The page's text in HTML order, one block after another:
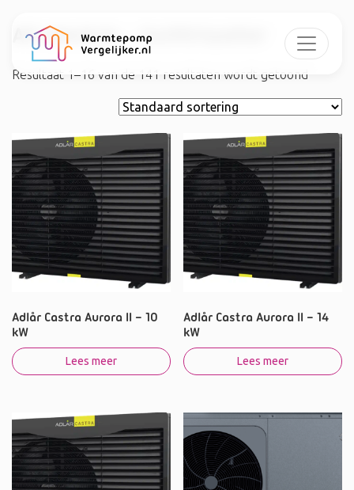
All electric - lucht/water
Resultaat 1–16 van de 141 resultaten wordt getoond
Adlår Castra Aurora II – 10
kW
Lees meer
Adlår Castra Aurora II – 14
kW
Lees meer